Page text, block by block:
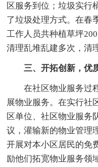
区服务到位；垃圾实行
了垃圾处理方式。在春
工作人员共种植草坪
清理乱堆乱建多次，清
三、开拓创新，优
在社区物业服务过程
展物业服务。在实行社
区单位、社区物业服务
议，灌输新的物业管理
开展对本小区居民的免
励他们拓宽物业服务领